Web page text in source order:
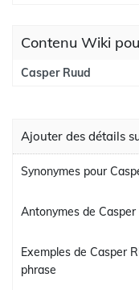
Contenu Wiki
Casper Ruud
Ajouter des détails
Synonymes pour
Antonymes de Casper
Exemples de Casper
phrase